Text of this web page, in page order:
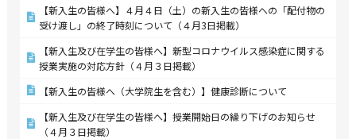
【新入生の皆様へ】４月４日（土）の新入生の皆様への「配付物の
受け渡し」の終了時刻について（４月3日掲載）
【新入生及び在学生の皆様へ】新型コロナウイルス感染症に関する
授業実施の対応方針（４月３日掲載）
【新入生の皆様へ（大学院生を含む）】健康診断について
【新入生及び在学生の皆様へ】授業開始日の繰り下げのお知らせ
（４月３日掲載）